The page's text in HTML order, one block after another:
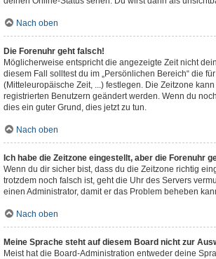
Nach oben
Die Forenuhr geht falsch!
Möglicherweise entspricht die angezeigte Zeit nicht
diesem Fall solltest du im „Persönlichen Bereich“ die
(Mitteleuropäische Zeit, ...) festlegen. Die Zeitzone
registrierten Benutzern geändert werden. Wenn du
dies ein guter Grund, dies jetzt zu tun.
Nach oben
Ich habe die Zeitzone eingestellt, aber die Forenuhr
Wenn du dir sicher bist, dass du die Zeitzone richtig
trotzdem noch falsch ist, geht die Uhr des Servers
einen Administrator, damit er das Problem beheben
Nach oben
Meine Sprache steht auf diesem Board nicht zur
Meist hat die Board-Administration entweder deine